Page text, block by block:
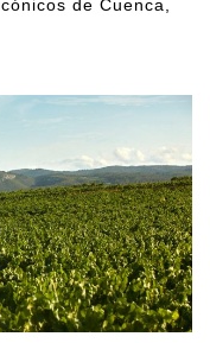
de Cuenca,